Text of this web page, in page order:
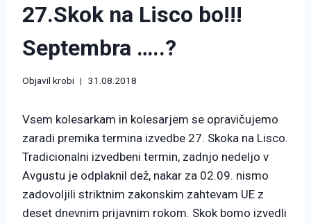
27.Skok na Lisco bo!!!
Septembra …..?
Objavil krobi 31.08.2018
Vsem kolesarkam in kolesarjem se opravičujemo
zaradi premika termina izvedbe 27. Skoka na Lisco.
Tradicionalni izvedbeni termin, zadnjo nedeljo v
Avgustu je odplaknil dež, nakar za 02.09. nismo
zadovoljili striktnim zakonskim zahtevam UE z
deset dnevnim prijavnim rokom. Skok bomo izvedli